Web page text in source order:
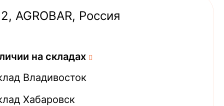
AGROBAR, Россия
на складах
Владивосток
Хабаровск